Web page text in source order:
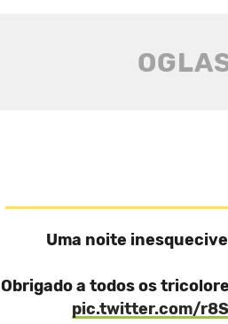
Uma noite
Obrigado a todos os
pic.twitter.com/